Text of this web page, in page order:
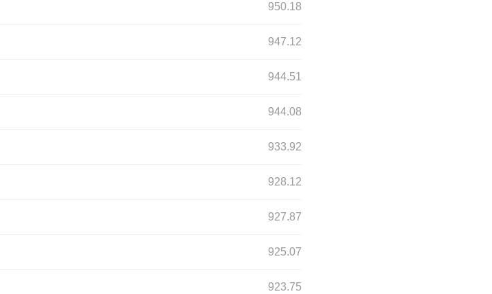
950.18
947.12
944.51
944.08
933.92
928.12
927.87
925.07
923.75